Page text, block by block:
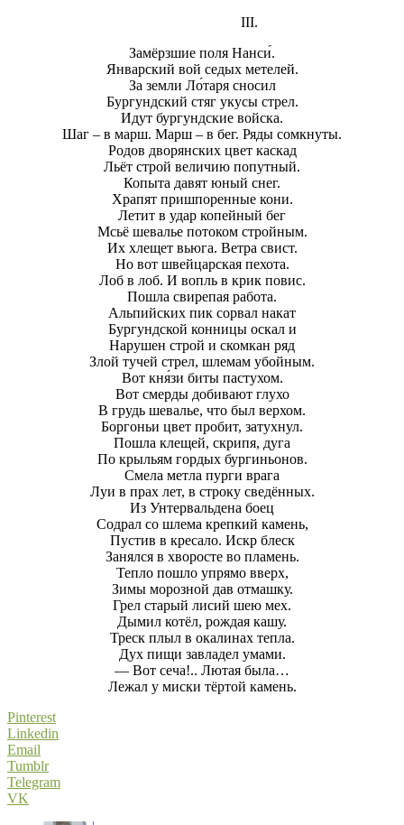
III.
Замёрзшие поля Нанси́.
Январский вой седых метелей.
За земли Ло́таря сносил
Бургундский стяг укусы стрел.
Идут бургундские войска.
Шаг – в марш. Марш – в бег. Ряды сомкнуты.
Родов дворянских цвет каскад
Льёт строй величию попутный.
Копыта давят юный снег.
Храпят пришпоренные кони.
Летит в удар копейный бег
Мсьё шевалье потоком стройным.
Их хлещет вьюга. Ветра свист.
Но вот швейцарская пехота.
Лоб в лоб. И вопль в крик повис.
Пошла свирепая работа.
Альпийских пик сорвал накат
Бургундской конницы оскал и
Нарушен строй и скомкан ряд
Злой тучей стрел, шлемам убойным.
Вот кня́зи биты пастухом.
Вот смерды добивают глухо
В грудь шевалье, что был верхом.
Боргоньи цвет пробит, затухнул.
Пошла клещей, скрипя, дуга
По крыльям гордых бургиньонов.
Смела метла пурги врага
Луи в прах лет, в строку сведённых.
Из Унтервальдена боец
Содрал со шлема крепкий камень,
Пустив в кресало. Искр блеск
Занялся в хворосте во пламень.
Тепло пошло упрямо вверх,
Зимы морозной дав отмашку.
Грел старый лисий шею мех.
Дымил котёл, рождая кашу.
Треск плыл в окалинах тепла.
Дух пищи завладел умами.
— Вот сеча!.. Лютая была…
Лежал у миски тёртой камень.
Pinterest
Linkedin
Email
Tumblr
Telegram
VK